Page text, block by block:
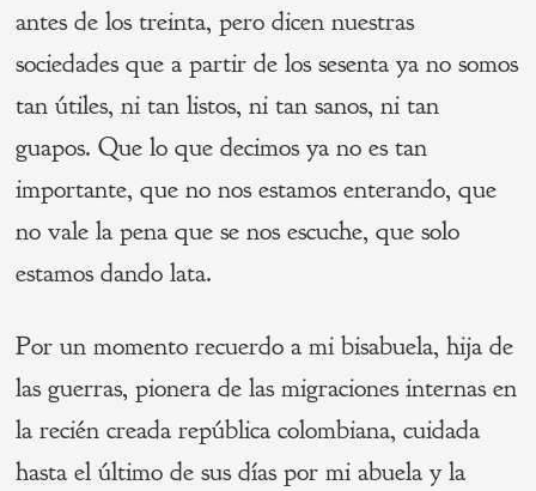
antes de los treinta, pero dicen nuestras
sociedades que a partir de los sesenta ya no somos
tan útiles, ni tan listos, ni tan sanos, ni tan
guapos. Que lo que decimos ya no es tan
importante, que no nos estamos enterando, que
no vale la pena que se nos escuche, que solo
estamos dando lata.
Por un momento recuerdo a mi bisabuela, hija de
las guerras, pionera de las migraciones internas en
la recién creada república colombiana, cuidada
hasta el último de sus días por mi abuela y la